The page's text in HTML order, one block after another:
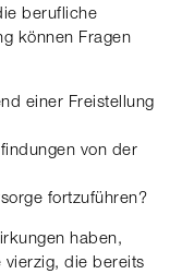
berufliche
können Fragen
einer Freistellung
von der
fortzuführen?
haben,
vierzig, die bereits